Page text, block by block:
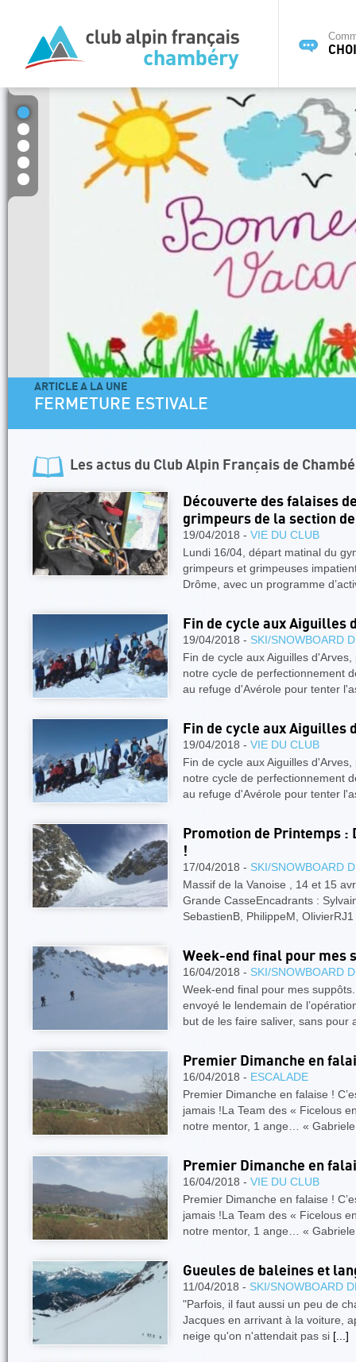
ARTICLE A LA UNE
FERMETURE ESTIVALE
Les actus du Club Alpin Français de
Découverte des falaises
grimpeurs de la section
19/04/2018 - VIE DU CLUB
Lundi 16/04, départ matinal du
grimpeurs et grimpeuses
Drôme, avec un programme
Fin de cycle aux Aiguilles
19/04/2018 - SKI/SNOWBOARD
Fin de cycle aux Aiguilles
notre cycle de perfectionnement
au refuge d'Avérole pour tenter
Fin de cycle aux Aiguilles
19/04/2018 - VIE DU CLUB
Fin de cycle aux Aiguilles
notre cycle de perfectionnement
au refuge d'Avérole pour tenter
Promotion de Printemps :
!
17/04/2018 - SKI/SNOWBOARD
Massif de la Vanoise , 14 et 15
Grande CasseEncadrants :
SebastienB, PhilippeM,
Week-end final pour mes
16/04/2018 - SKI/SNOWBOARD
Week-end final pour mes
envoyé le lendemain de
but de les faire saliver, sans pour
Premier Dimanche en
16/04/2018 - ESCALADE
Premier Dimanche en falaise !
jamais !La Team des « Ficelous
notre mentor, 1 ange… «
Premier Dimanche en
16/04/2018 - VIE DU CLUB
Premier Dimanche en falaise !
jamais !La Team des « Ficelous
notre mentor, 1 ange… «
Gueules de baleines et
11/04/2018 - SKI/SNOWBOARD
"Parfois, il faut aussi un peu de
Jacques en arrivant à la voiture,
neige qu'on n'attendait pas si [...]